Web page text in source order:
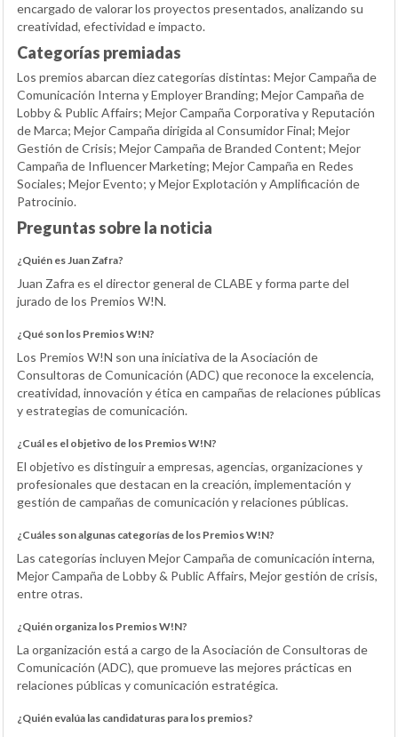
encargado de valorar los proyectos presentados, analizando su
creatividad, efectividad e impacto.
Categorías premiadas
Los premios abarcan diez categorías distintas: Mejor Campaña de
Comunicación Interna y Employer Branding; Mejor Campaña de
Lobby & Public Affairs; Mejor Campaña Corporativa y Reputación
de Marca; Mejor Campaña dirigida al Consumidor Final; Mejor
Gestión de Crisis; Mejor Campaña de Branded Content; Mejor
Campaña de Influencer Marketing; Mejor Campaña en Redes
Sociales; Mejor Evento; y Mejor Explotación y Amplificación de
Patrocinio.
Preguntas sobre la noticia
¿Quién es Juan Zafra?
Juan Zafra es el director general de CLABE y forma parte del
jurado de los Premios W!N.
¿Qué son los Premios W!N?
Los Premios W!N son una iniciativa de la Asociación de
Consultoras de Comunicación (ADC) que reconoce la excelencia,
creatividad, innovación y ética en campañas de relaciones públicas
y estrategias de comunicación.
¿Cuál es el objetivo de los Premios W!N?
El objetivo es distinguir a empresas, agencias, organizaciones y
profesionales que destacan en la creación, implementación y
gestión de campañas de comunicación y relaciones públicas.
¿Cuáles son algunas categorías de los Premios W!N?
Las categorías incluyen Mejor Campaña de comunicación interna,
Mejor Campaña de Lobby & Public Affairs, Mejor gestión de crisis,
entre otras.
¿Quién organiza los Premios W!N?
La organización está a cargo de la Asociación de Consultoras de
Comunicación (ADC), que promueve las mejores prácticas en
relaciones públicas y comunicación estratégica.
¿Quién evalúa las candidaturas para los premios?